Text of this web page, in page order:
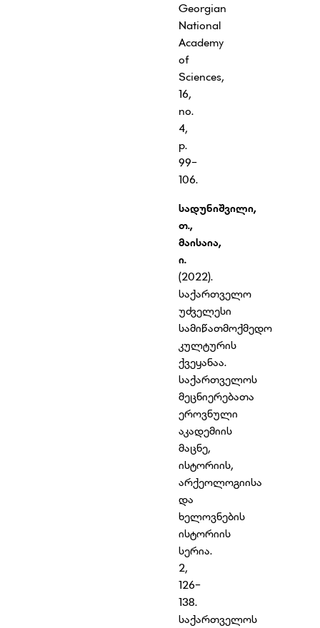
Georgian
National
Academy
of
Sciences,
16,
no.
4,
p.
99-
106.
სადუნიშვილი,
თ.,
მაისაია,
ი.
(2022).
საქართველო
უძველესი
სამიწათმოქმედო
კულტურის
ქვეყანაა.
საქართველოს
მეცნიერებათა
ეროვნული
აკადემიის
მაცნე,
ისტორიის,
არქეოლოგიისა
და
ხელოვნების
ისტორიის
სერია.
2,
126-
138.
საქართველოს